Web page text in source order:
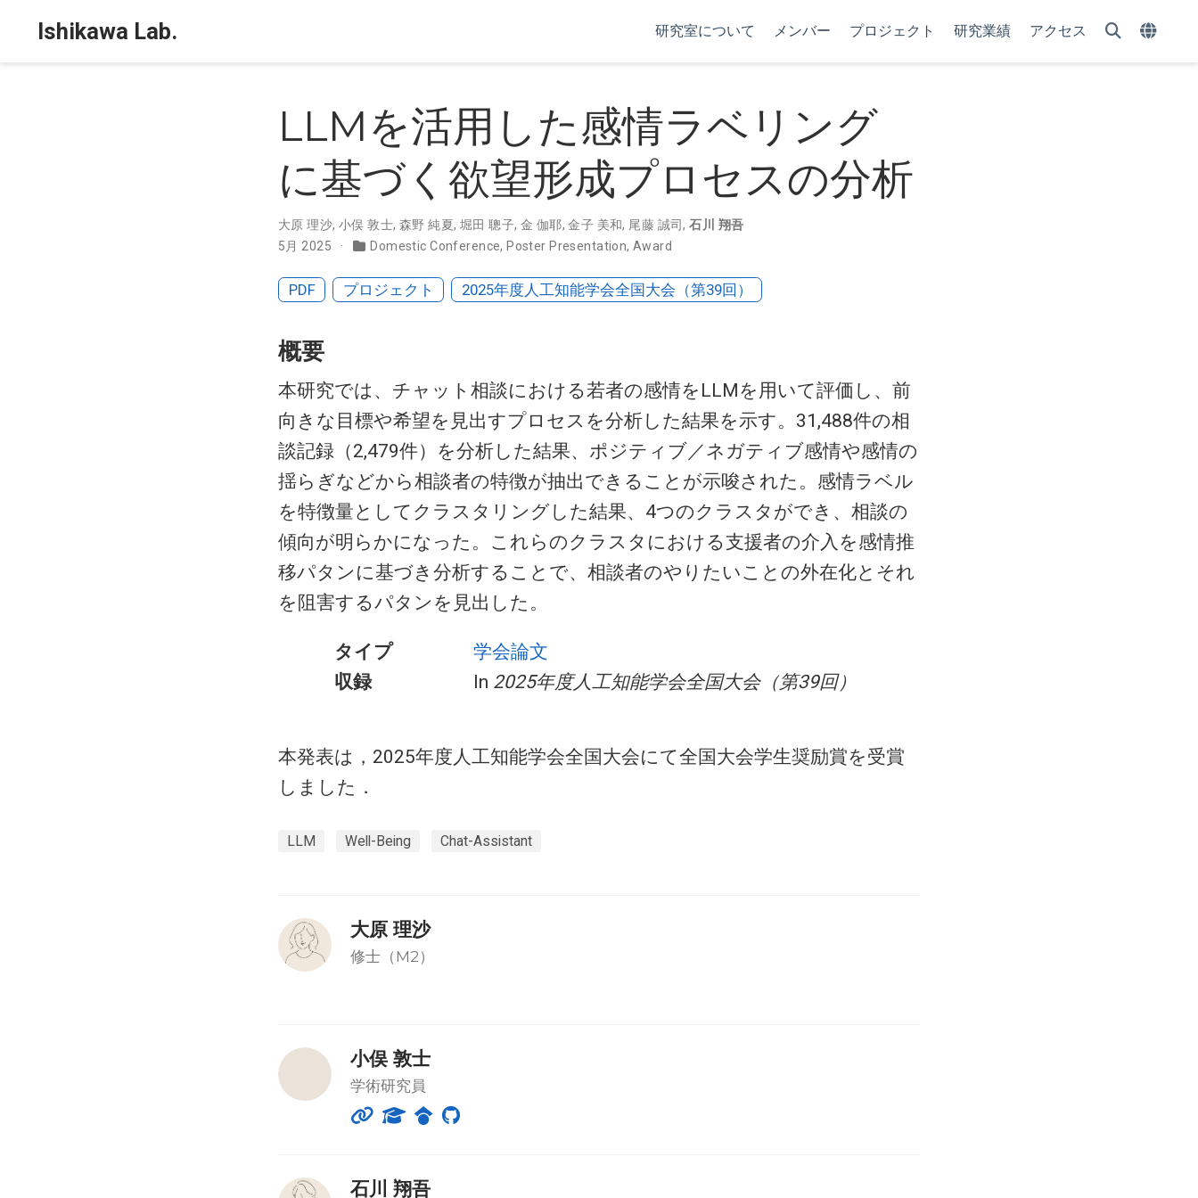
Ishikawa Lab. 研究室について メンバー プロジェクト 研究業績 アクセス
LLMを活用した感情ラベリング
に基づく欲望形成プロセスの分析
大原 理沙, 小俣 敦士, 森野 純夏, 堀田 聰子, 金 伽耶,金子 美和, 尾藤 誠司,石川 翔吾
5月 2025
Domestic Conference,Poster Presentation,Award
PDF プロジェクト 2025年度人工知能学会全国大会（第39回）
概要
本研究では、チャット相談における若者の感情をLLMを用いて評価し、前
向きな目標や希望を見出すプロセスを分析した結果を示す。31,488件の相
談記録（2,479件）を分析した結果、ポジティブ／ネガティブ感情や感情の
揺らぎなどから相談者の特徴が抽出できることが示唆された。感情ラベル
を特徴量としてクラスタリングした結果、4つのクラスタができ、相談の
傾向が明らかになった。これらのクラスタにおける支援者の介入を感情推
移パタンに基づき分析することで、相談者のやりたいことの外在化とそれ
を阻害するパタンを見出した。
タイプ
学会論文
収録
In 2025年度人工知能学会全国大会（第39回）
本発表は，2025年度人工知能学会全国大会にて全国大会学生奨励賞を受賞
しました．
LLM Well-Being Chat-Assistant
大原 理沙
修士（M2）
小俣 敦士
学術研究員
石川 翔吾